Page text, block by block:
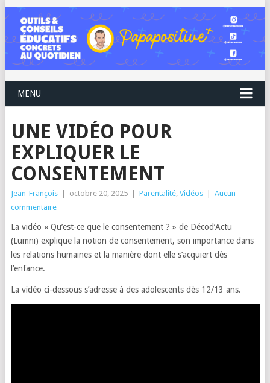
MENU
UNE VIDÉO POUR
EXPLIQUER LE
CONSENTEMENT
Jean-François octobre 20, 2025 Parentalité, Vidéos
Aucun
commentaire
La vidéo « Qu’est-ce que le consentement ? » de Décod’Actu
(Lumni) explique la notion de consentement, son importance dans
les relations humaines et la manière dont elle s’acquiert dès
l’enfance.
La vidéo ci-dessous s’adresse à des adolescents dès 12/13 ans.